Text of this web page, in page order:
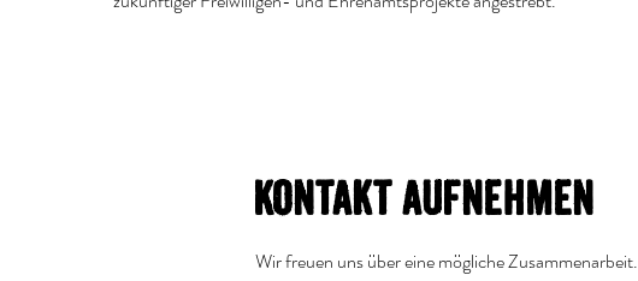
Kontakt aufnehmen
Wir freuen uns über eine mögliche Zusammenarbeit.